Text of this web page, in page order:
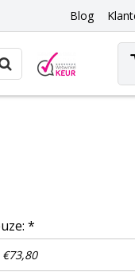
Blog
*